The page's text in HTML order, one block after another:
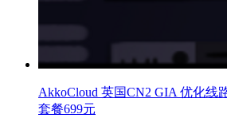
AkkoCloud 英国CN2 GIA 优化线
套餐699元